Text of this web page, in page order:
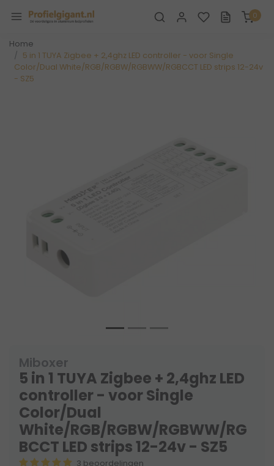
0
Home
5 in 1 TUYA Zigbee + 2,4ghz LED controller - voor Single
Color/Dual White/RGB/RGBW/RGBWW/RGBCCT LED strips 12-24v
- SZ5
Vorige
Miboxer
5 in 1 TUYA Zigbee + 2,4ghz LED
controller - voor Single
Color/Dual
White/RGB/RGBW/RGBWW/RG
BCCT LED strips 12-24v - SZ5
3 beoordelingen